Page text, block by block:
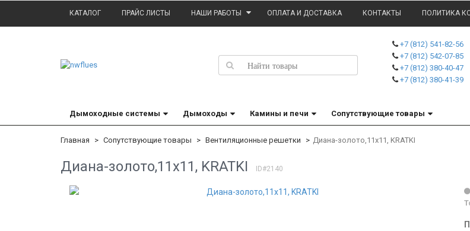
КАТАЛОГ ПРАЙС ЛИСТЫ НАШИ РАБОТЫ ОПЛАТА И ДОСТАВКА КОНТАКТЫ ПОЛИТИКА
+7 (812) 541-82-56
+7 (812) 542-07-85
+7 (812) 380-40-47
+7 (812) 380-41-39
Дымоходные системы Дымоходы Камины и печи Сопутствующие товары
Главная Сопутствующие товары Вентиляционные решетки Диана-золото,11x11, KRATKI
Диана-золото,11x11, KRATKI ID#2140